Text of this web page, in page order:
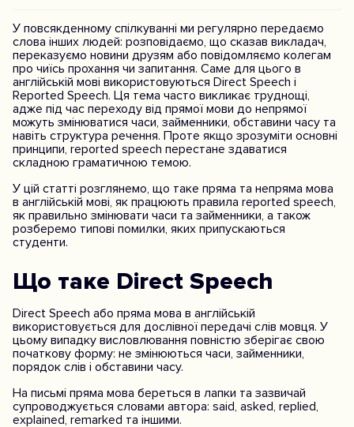
У повсякденному спілкуванні ми регулярно передаємо
слова інших людей: розповідаємо, що сказав викладач,
переказуємо новини друзям або повідомляємо колегам
про чиїсь прохання чи запитання. Саме для цього в
англійській мові використовуються Direct Speech і
Reported Speech. Ця тема часто викликає труднощі,
адже під час переходу від прямої мови до непрямої
можуть змінюватися часи, займенники, обставини часу та
навіть структура речення. Проте якщо зрозуміти основні
принципи, reported speech перестане здаватися
складною граматичною темою.
У цій статті розглянемо, що таке пряма та непряма мова
в англійській мові, як працюють правила reported speech,
як правильно змінювати часи та займенники, а також
розберемо типові помилки, яких припускаються
студенти.
Що таке Direct Speech
Direct Speech або пряма мова в англійській
використовується для дослівної передачі слів мовця. У
цьому випадку висловлювання повністю зберігає свою
початкову форму: не змінюються часи, займенники,
порядок слів і обставини часу.
На письмі пряма мова береться в лапки та зазвичай
супроводжується словами автора: said, asked, replied,
explained, remarked та іншими.